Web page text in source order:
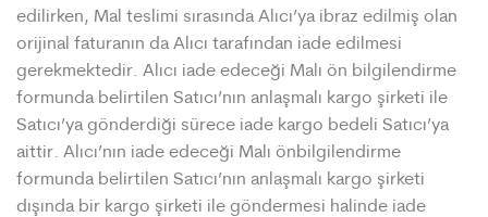
edilirken, Mal teslimi sırasında Alıcı’ya ibraz edilmiş olan
orijinal faturanın da Alıcı tarafından iade edilmesi
gerekmektedir. Alıcı iade edeceği Malı ön bilgilendirme
formunda belirtilen Satıcı’nın anlaşmalı kargo şirketi ile
Satıcı’ya gönderdiği sürece iade kargo bedeli Satıcı’ya
aittir. Alıcı’nın iade edeceği Malı önbilgilendirme
formunda belirtilen Satıcı’nın anlaşmalı kargo şirketi
dışında bir kargo şirketi ile göndermesi halinde iade